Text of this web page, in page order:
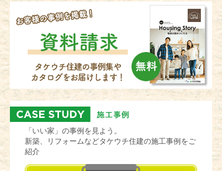
「いい家」の事例を見よう。
新築、リフォームなどタケウチ住建の施工事例をご
紹介